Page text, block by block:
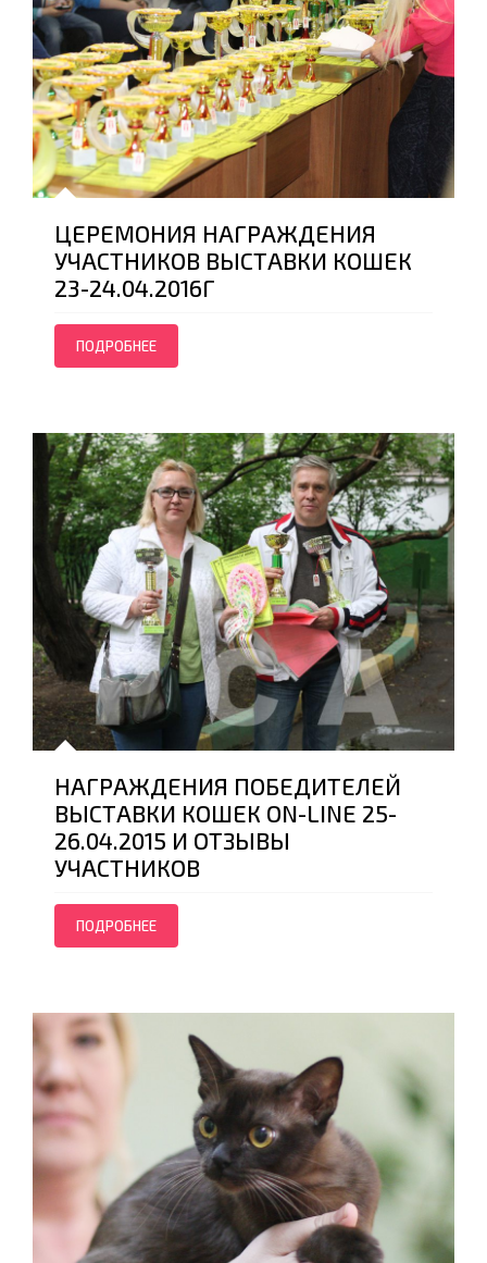
ЦЕРЕМОНИЯ НАГРАЖДЕНИЯ
УЧАСТНИКОВ ВЫСТАВКИ КОШЕК
23-24.04.2016Г
ПОДРОБНЕЕ
НАГРАЖДЕНИЯ ПОБЕДИТЕЛЕЙ
ВЫСТАВКИ КОШЕК ON-LINE 25-
26.04.2015 И ОТЗЫВЫ
УЧАСТНИКОВ
ПОДРОБНЕЕ